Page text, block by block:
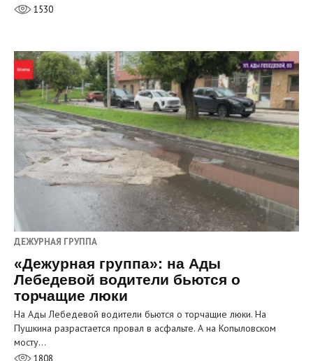
1530
ДЕЖУРНАЯ ГРУППА
«Дежурная группа»: на Ады
Лебедевой водители бьются о
торчащие люки
На Ады Лебедевой водители бьются о торчащие люки. На
Пушкина разрастается провал в асфальте. А на Копыловском
мосту…
1808